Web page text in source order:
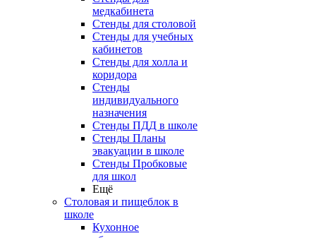
медкабинета
Стенды для столовой
Стенды для учебных
кабинетов
Стенды для холла и
коридора
Стенды
индивидуального
назначения
Стенды ПДД в школе
Стенды Планы
эвакуации в школе
Стенды Пробковые
для школ
Ещё
Столовая и пищеблок в
школе
Кухонное